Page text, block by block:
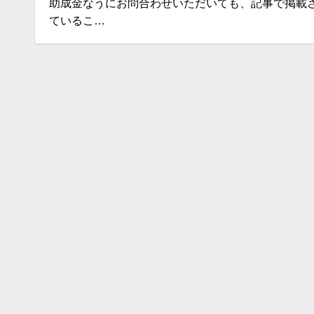
助成金なうにお問合わせいただいても、記事で掲載
ているこ…